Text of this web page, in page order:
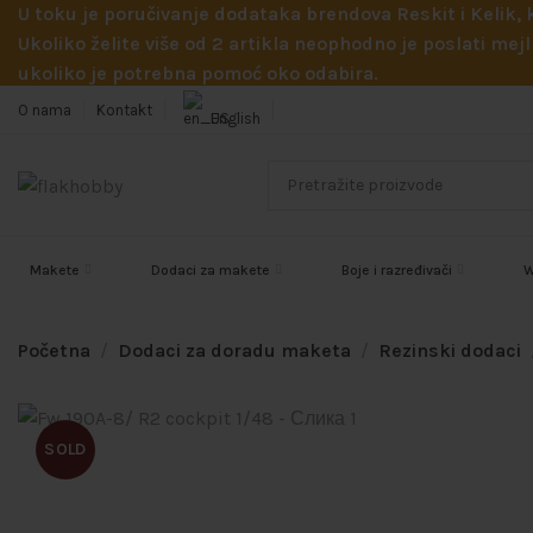
U toku je poručivanje dodataka brendova Reskit i Kelik,
Ukoliko želite više od 2 artikla neophodno je poslati
ukoliko je potrebna pomoć oko odabira.
O nama Kontakt English
Makete Dodaci za makete Boje i razređivači
Početna Dodaci za doradu maketa Rezinski dodaci
SOLD